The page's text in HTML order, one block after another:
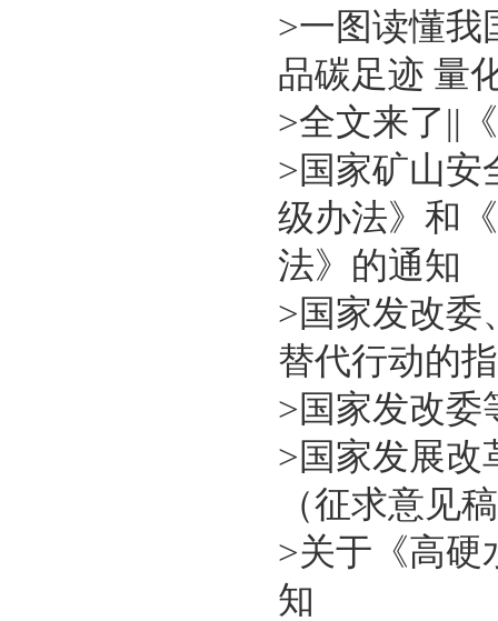
>一图读懂我
品碳足迹 量
>全文来了||
>国家矿山
级办法》和
法》的通知
>国家发改
替代行动的
>国家发改
>国家发展
（征求意见
>关于《高硬
知